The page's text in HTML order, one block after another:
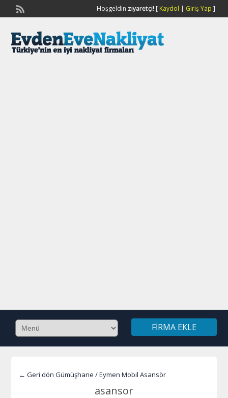
Hoşgeldin ziyaretçi![ Kaydol | Giriş Yap ]
FIRMA EKLE
← Geri dön Gümüşhane / Eymen Mobil Asansör
asansor